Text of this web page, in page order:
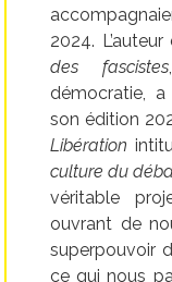
2024.
des fascistes
démocratie,
son édition
Libération
culture du
véritable
ouvrant de
superpouvoir
ce qui nous